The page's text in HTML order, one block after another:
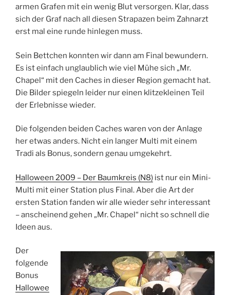
armen Grafen mit ein wenig Blut versorgen. Klar, dass
sich der Graf nach all diesen Strapazen beim Zahnarzt
erst mal eine runde hinlegen muss.
Sein Bettchen konnten wir dann am Final bewundern.
Es ist einfach unglaublich wie viel Mühe sich „Mr.
Chapel“ mit den Caches in dieser Region gemacht hat.
Die Bilder spiegeln leider nur einen klitzekleinen Teil
der Erlebnisse wieder.
Die folgenden beiden Caches waren von der Anlage
her etwas anders. Nicht ein langer Multi mit einem
Tradi als Bonus, sondern genau umgekehrt.
Halloween 2009 – Der Baumkreis (N8) ist nur ein Mini-
Multi mit einer Station plus Final. Aber die Art der
ersten Station fanden wir alle wieder sehr interessant
– anscheinend gehen „Mr. Chapel“ nicht so schnell die
Ideen aus.
Der
folgende
Bonus
Hallowee